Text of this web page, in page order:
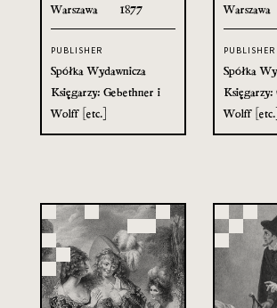
Warszawa 1877
PUBLISHER
Spółka Wydawnicza
Księgarzy: Gebethner i
Wolff [etc.]
Warszawa
PUBLISHER
Spółka
Wolff